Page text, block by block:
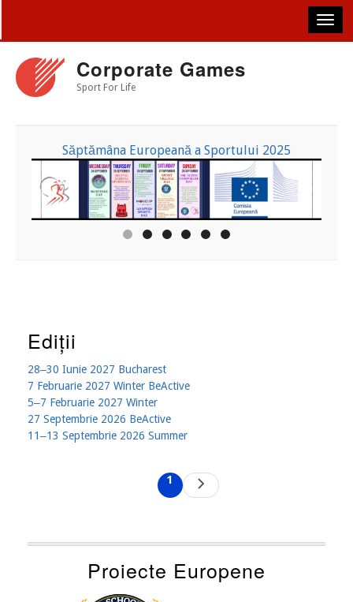
main
content
Corporate Games
Sport For Life
Săptămâna Europeană a Sportului 2025
Ediții
28‒30 Iunie 2027 Bucharest
7 Februarie 2027 Winter BeActive
5‒7 Februarie 2027 Winter
27 Septembrie 2026 BeActive
11‒13 Septembrie 2026 Summer
Current
page
1
Next
page
Proiecte Europene